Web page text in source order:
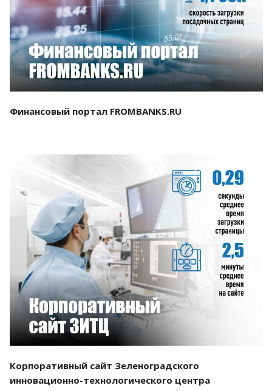
Смотреть проект
Финансовый портал FROMBANKS.RU
Смотреть проект
Корпоративный сайт Зеленоградского
инновационно-технологического центра